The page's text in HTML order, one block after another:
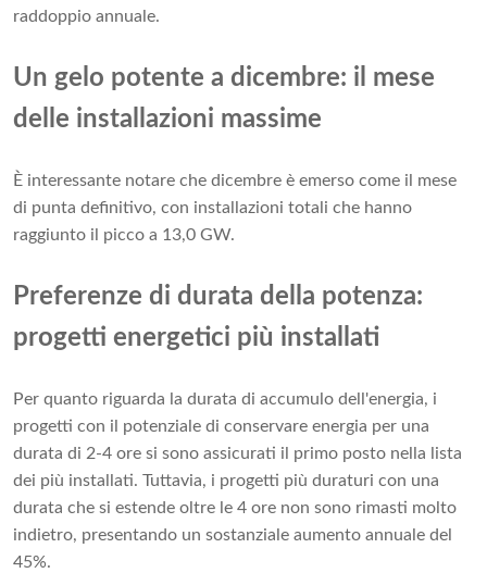
raddoppio annuale.
Un gelo potente a dicembre: il mese
delle installazioni massime
È interessante notare che dicembre è emerso come il mese
di punta definitivo, con installazioni totali che hanno
raggiunto il picco a 13,0 GW.
Preferenze di durata della potenza:
progetti energetici più installati
Per quanto riguarda la durata di accumulo dell'energia, i
progetti con il potenziale di conservare energia per una
durata di 2-4 ore si sono assicurati il ​​primo posto nella lista
dei più installati. Tuttavia, i progetti più duraturi con una
durata che si estende oltre le 4 ore non sono rimasti molto
indietro, presentando un sostanziale aumento annuale del
45%.